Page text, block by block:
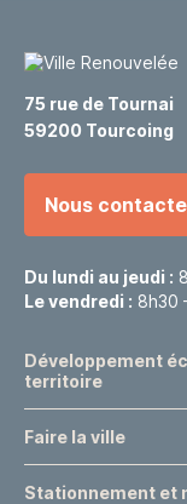
75 rue de Tournai
59200 Tourcoing
Nous
Du lundi au jeudi :
Le vendredi : 8h30
Développement
territoire
Faire la ville
Stationnement et